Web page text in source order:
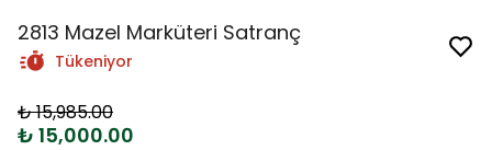
2813 Mazel Marküteri Satranç
Tükeniyor
₺ 15,985.00
₺ 15,000.00